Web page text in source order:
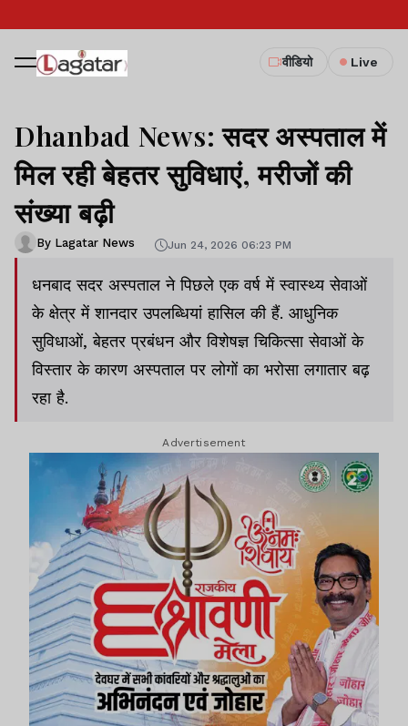
वीडियो Live
Dhanbad News: सदर अस्पताल में
मिल रही बेहतर सुविधाएं, मरीजों की
संख्या बढ़ी
By Lagatar News Jun 24, 2026 06:23 PM
धनबाद सदर अस्पताल ने पिछले एक वर्ष में स्वास्थ्य सेवाओं
के क्षेत्र में शानदार उपलब्धियां हासिल की हैं. आधुनिक
सुविधाओं, बेहतर प्रबंधन और विशेषज्ञ चिकित्सा सेवाओं के
विस्तार के कारण अस्पताल पर लोगों का भरोसा लगातार बढ़
रहा है.
Advertisement